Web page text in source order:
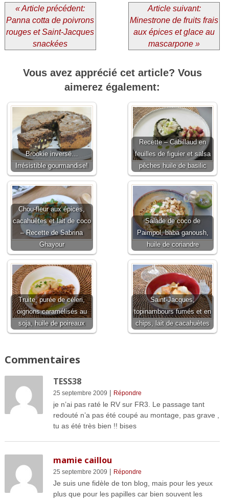
« Article précédent:
Panna cotta de poivrons
rouges et Saint-Jacques
snackées
Article suivant:
Minestrone de fruits frais
aux épices et glace au
mascarpone »
Vous avez apprécié cet article? Vous
aimerez également:
Brookie inversé…
Irrésistible gourmandise!
Recette – Cabillaud en
feuilles de figuier et salsa
pêches huile de basilic
Chou-fleur aux épices,
cacahuètes et lait de coco
– Recette de Sabrina
Ghayour
Salade de coco de
Paimpol, baba ganoush,
huile de coriandre
Truite, purée de céleri,
oignons caramélisés au
soja, huile de poireaux
Saint-Jacques,
topinambours fumés et en
chips, lait de cacahuètes
Commentaires
TESS38
25 septembre 2009 | Répondre
je n’ai pas raté le RV sur FR3. Le passage tant
redouté n’a pas été coupé au montage, pas grave ,
tu as été très bien !! bises
mamie caillou
25 septembre 2009 | Répondre
Je suis une fidèle de ton blog, mais pour les yeux
plus que pour les papilles car bien souvent les